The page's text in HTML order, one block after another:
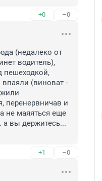
+0 –0
(недалеко от
водитель),
пешеходкой,
(виноват -
перенервничав и
не маяяться еще
а вы держитесь...
+1 –0